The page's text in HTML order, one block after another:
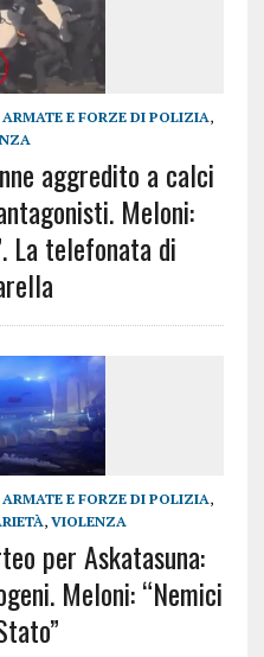
ARMATE E FORZE DI POLIZIA,
aggredito a calci
Meloni:
La telefonata di
ARMATE E FORZE DI POLIZIA,
, VIOLENZA
per Askatasuna:
Meloni: “Nemici